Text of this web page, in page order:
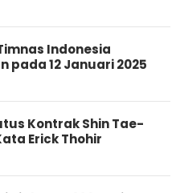
Indonesia
pada 12 Januari 2025
Kontrak Shin Tae-
Erick Thohir